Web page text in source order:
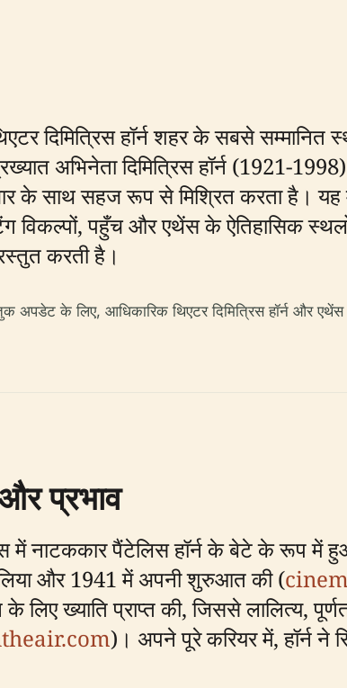
दिमित्रिस हॉर्न शहर के सबसे
अभिनेता दिमित्रिस हॉर्न (1921-
के साथ सहज रूप से मिश्रित करता है। यह
विकल्पों, पहुँच और एथेंस के ऐतिहासिक
करती है।
के लिए, आधिकारिक थिएटर दिमित्रिस हॉर्न और एथेंस
और प्रभाव
में नाटककार पैंटेलिस हॉर्न के बेटे के रूप
और 1941 में अपनी शुरुआत की (
के लिए ख्याति प्राप्त की, जिससे लालित्य,
)। अपने पूरे करियर में, हॉर्न ने